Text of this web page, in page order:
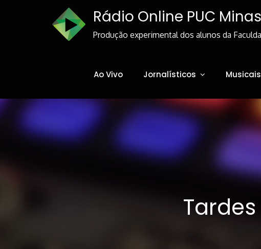
Rádio Online PUC Minas
Produção experimental dos alunos da
Ao Vivo Jornalísticos Musicais